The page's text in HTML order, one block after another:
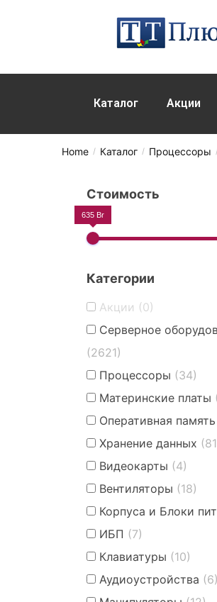
Каталог Акции
Home / Каталог / Процессоры
Стоимость
635 Br
Категории
Акции (0)
Серверное
(2621)
Процессоры (34)
Материнские платы
Оперативная память
Хранение данных
Видеокарты (4)
Вентиляторы (18)
Корпуса и Блоки
ИБП (7)
Клавиатуры (10)
Аудиоустройства (6)